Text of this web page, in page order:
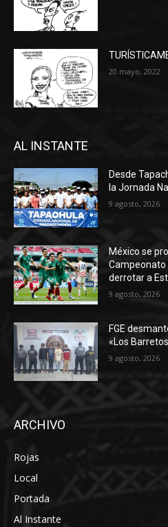
20 mayo, 2022
AL INSTANTE
Desde
la Jornada
9 agosto, 2026
México se
Campeonato
derrotar a
9 agosto, 2026
FGE
«Los
9 agosto, 2026
ARCHIVO
Rojas
Local
Portada
Al Instante